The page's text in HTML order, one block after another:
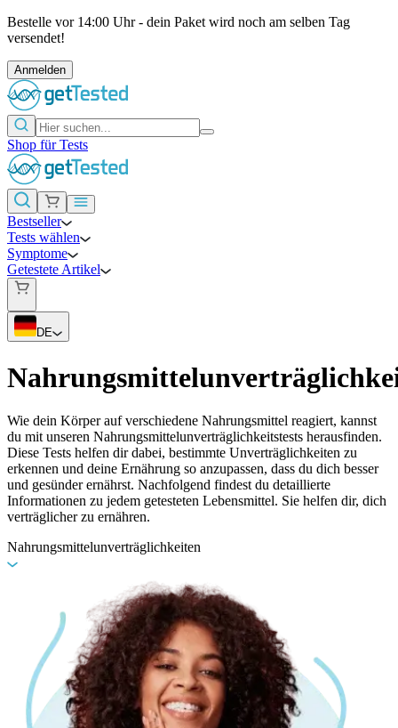
Bestelle vor 14:00 Uhr - dein Paket wird noch am selben Tag
versendet!
Anmelden
Shop für Tests
Bestseller
Tests wählen
Symptome
Getestete Artikel
DE
Wie dein Körper auf verschiedene Nahrungsmittel reagiert, kannst
du mit unseren Nahrungsmittelunverträglichkeitstests herausfinden.
Diese Tests helfen dir dabei, bestimmte Unverträglichkeiten zu
erkennen und deine Ernährung so anzupassen, dass du dich besser
und gesünder ernährst. Nachfolgend findest du detaillierte
Informationen zu jedem getesteten Lebensmittel. Sie helfen dir, dich
verträglicher zu ernähren.
Nahrungsmittelunverträglichkeiten